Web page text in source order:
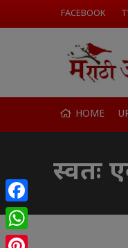
FACEBOOK
HOME
स्वतः
Facebook
WhatsApp